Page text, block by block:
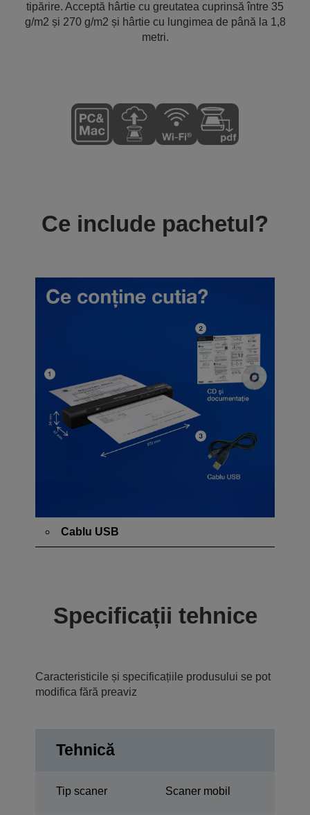
tipărire. Acceptă hârtie cu greutatea cuprinsă între 35
g/m2 și 270 g/m2 și hârtie cu lungimea de până la 1,8
metri.
Ce include pachetul?
Cablu USB
Specificații tehnice
Caracteristicile și specificațiile produsului se pot
modifica fără preaviz
Tehnică
Tip scaner Scaner mobil